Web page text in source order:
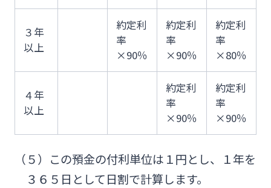
３年
以上
約定利
率
×90％
約定利
率
×90％
約定利
率
×80％
４年
以上
約定利
率
×90％
約定利
率
×90％
（５）この預金の付利単位は１円とし、１年を
３６５日として日割で計算します。